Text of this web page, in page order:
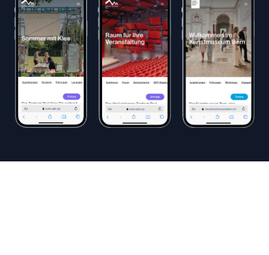
Vermarktung der Angebote zu stärken.